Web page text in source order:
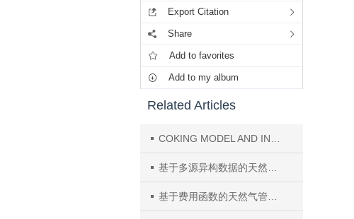
Export Citation
Share
Add to favorites
Add to my album
Related Articles
COKING MODEL AND INDUSTRIAL SIMULATION OF TLE IN THE CRACKINGSYSTEM OF GASOIL
基于多源异构数据的天然气管道环焊缝质量智能诊断方法
基于费用函数的天然气管道系统供气可靠性优化分配